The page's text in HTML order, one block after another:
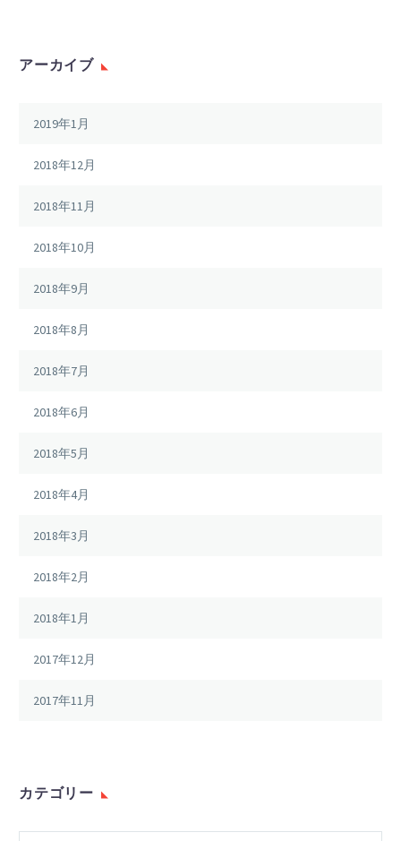
アーカイブ
2019年1月
2018年12月
2018年11月
2018年10月
2018年9月
2018年8月
2018年7月
2018年6月
2018年5月
2018年4月
2018年3月
2018年2月
2018年1月
2017年12月
2017年11月
カテゴリー